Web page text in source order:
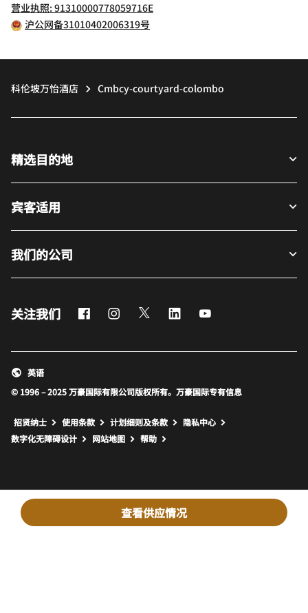
查看供应情况
营业执照: 91310000778059716E
沪公网备31010402006319号
科伦坡万怡酒店 Cmbcy-courtyard-colombo
精选目的地
宾客适用
我们的公司
关注我们 FacebookInstagram
Twitter LinkedIn
© 1996 – 2025 万豪国际有限公司版权所有。万豪国际专有信息
英语
招贤纳士 使用条款 计划细则及条款
隐私中心
数字化无障碍设计
网站地图 打开新窗口
帮助